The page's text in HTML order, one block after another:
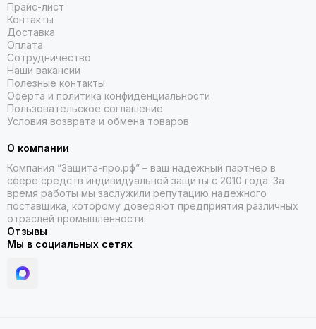
Прайс-лист
Контакты
Доставка
Оплата
Сотрудничество
Наши вакансии
Полезные контакты
Оферта и политика конфиденциальности
Пользовательское соглашение
Условия возврата и обмена товаров
О компании
Компания “Защита-про.рф” – ваш надежный партнер в
сфере средств индивидуальной защиты с 2010 года. За
время работы мы заслужили репутацию надежного
поставщика, которому доверяют предприятия различных
отраслей промышленности.
Отзывы
Мы в социальных сетях